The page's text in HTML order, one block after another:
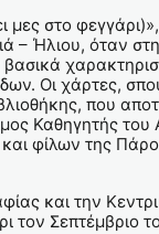
στο φεγγάρι)»,
– Ήλιου, όταν
Οι χάρτες,
που
Καθηγητής
φίλων της
και την
Σεπτέμβριο